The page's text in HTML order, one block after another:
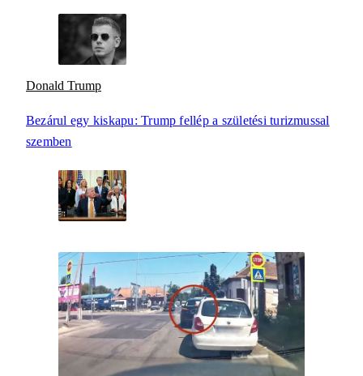
Donald Trump
Bezárul egy kiskapu: Trump fellép a születési turizmussal
szemben